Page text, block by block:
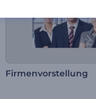
Firmenvorstellung